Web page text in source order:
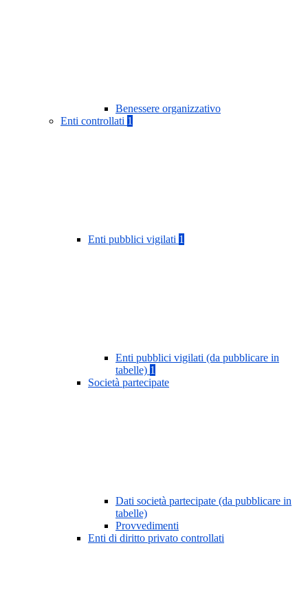
Benessere organizzativo
Enti controllati 1
Enti pubblici vigilati 1
Enti pubblici vigilati (da pubblicare in
tabelle) 1
Società partecipate
Dati società partecipate (da pubblicare in
tabelle)
Provvedimenti
Enti di diritto privato controllati